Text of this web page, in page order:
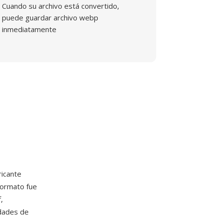
Cuando su archivo está convertido,
puede guardar archivo webp
inmediatamente
fue
de